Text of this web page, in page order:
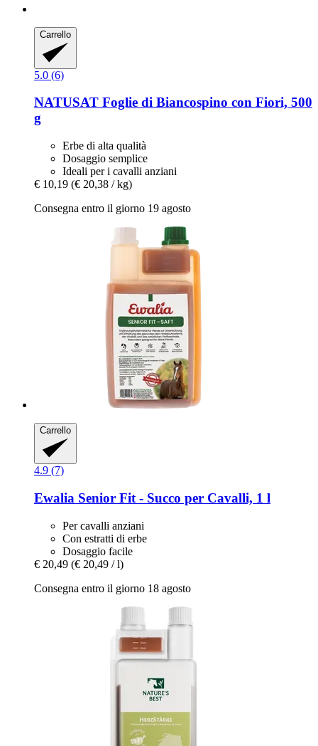
Carrello
5.0 (6)
NATUSAT Foglie di Biancospino con Fiori, 500
g
Erbe di alta qualità
Dosaggio semplice
Ideali per i cavalli anziani
€ 10,19 (€ 20,38 / kg)
Consegna entro il giorno 19 agosto
Carrello
4.9 (7)
Ewalia Senior Fit -​ Succo per Cavalli, 1 l
Per cavalli anziani
Con estratti di erbe
Dosaggio facile
€ 20,49 (€ 20,49 / l)
Consegna entro il giorno 18 agosto